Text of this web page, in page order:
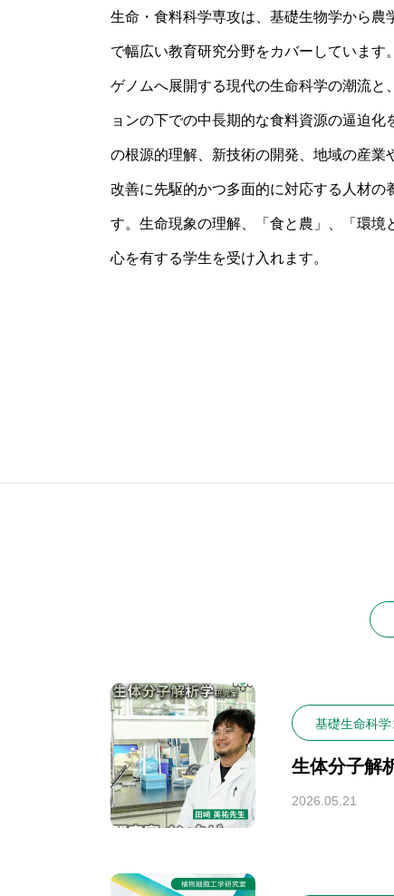
生命・食料科学専攻は、基礎生物学から農
で幅広い教育研究分野をカバーしています
ゲノムへ展開する現代の生命科学の潮流と
ョンの下での中長期的な食料資源の逼迫化
の根源的理解、新技術の開発、地域の産業
改善に先駆的かつ多面的に対応する人材の
す。生命現象の理解、「食と農」、「環境
心を有する学生を受け入れます。
基礎生命科学
生体分子解
2026.05.21